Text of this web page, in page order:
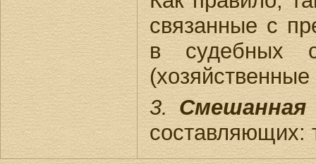
связанные с
в судебных
3.Смешанная
составляющих: